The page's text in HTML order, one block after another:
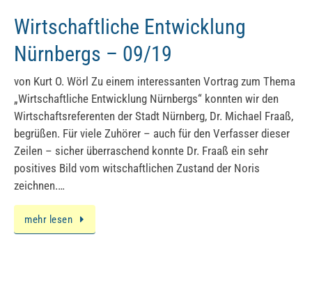
Wirtschaftliche Entwicklung
Nürnbergs – 09/19
von Kurt O. Wörl Zu einem interessanten Vortrag zum Thema
„Wirtschaftliche Entwicklung Nürnbergs“ konnten wir den
Wirtschaftsreferenten der Stadt Nürnberg, Dr. Michael Fraaß,
begrüßen. Für viele Zuhörer – auch für den Verfasser dieser
Zeilen – sicher überraschend konnte Dr. Fraaß ein sehr
positives Bild vom witschaftlichen Zustand der Noris
zeichnen.…
mehr lesen